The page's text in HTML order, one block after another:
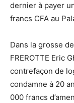
dernier à payer
francs CFA au
Dans la grosse
FREROTTE Eric
contrefaçon de
condamne à 20
000 francs